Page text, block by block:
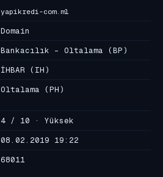
yapikredi-com.ml
Domain
Bankacılık - Oltalama (BP)
İHBAR (IH)
Oltalama (PH)
4 / 10 · Yüksek
08.02.2019 19:22
68011